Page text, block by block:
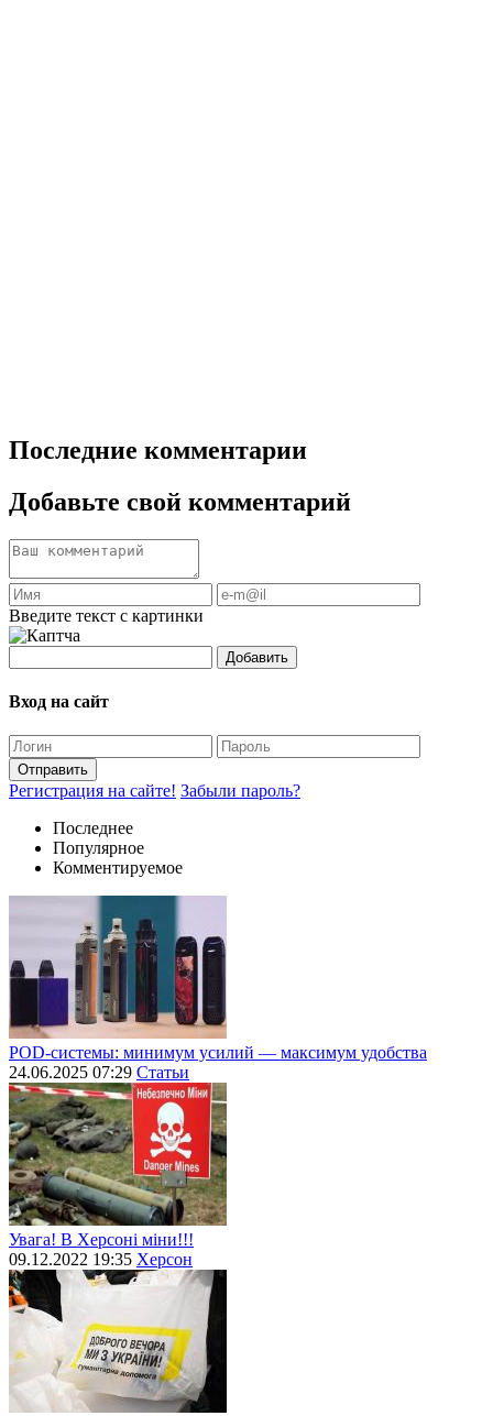
Последние комментарии
Добавьте свой комментарий
Введите текст с картинки
Добавить
Вход на сайт
Отправить
Регистрация на сайте! Забыли пароль?
Последнее
Популярное
Комментируемое
POD-системы: минимум усилий — максимум удобства
24.06.2025 07:29 Статьи
Увага! В Херсоні міни!!!
09.12.2022 19:35 Херсон